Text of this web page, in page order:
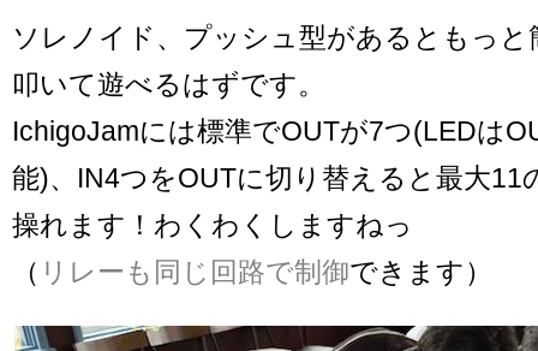
ソレノイド、プッシュ型があるともっ
叩いて遊べるはずです。
IchigoJamには標準でOUTが7つ(LEDは
能)、IN4つをOUTに切り替えると最大11
操れます！わくわくしますねっ
（ リレーも同じ回路で制御できます）